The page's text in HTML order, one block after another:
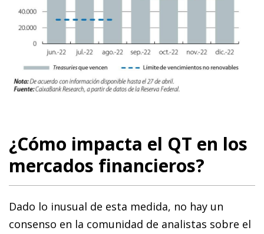
¿Cómo impacta el QT en los
mercados financieros?
Dado lo inusual de esta medida, no hay un
consenso en la comunidad de analistas sobre el